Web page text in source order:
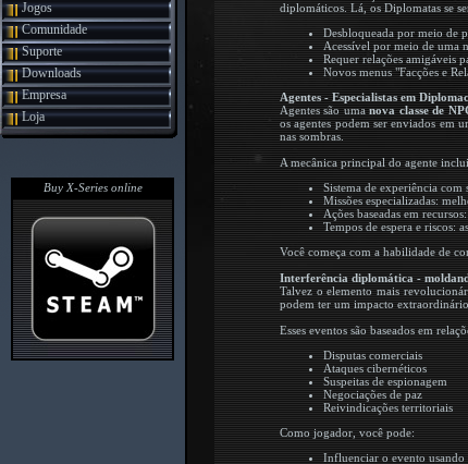
Jogos
Comunidade
Suporte
Downloads
Empresa
Loja
Buy X-Series online
diplomáticos. Lá, os Diplomatas se
Desbloqueada por meio de
Acessível por meio de uma
Requer relações amigáveis
Novos menus "Facções e
Agentes - Especialistas em
Agentes são umanova classe de
os agentes podem ser enviados em
nas sombras.
A mecânica principal do agente
Sistema de experiência com
Missões especializadas:
Ações baseadas em
Tempos de espera e riscos:
Você começa com a habilidade de
Interferência diplomática -
Talvez o elemento mais
podem ter um impacto
Esses eventos são baseados em
Disputas comerciais
Ataques cibernéticos
Suspeitas de espionagem
Negociações de paz
Reivindicações territoriais
Como jogador, você pode:
Influenciar o evento usando